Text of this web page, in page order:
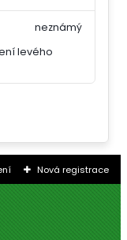
levého
neznámý
Nová registrace